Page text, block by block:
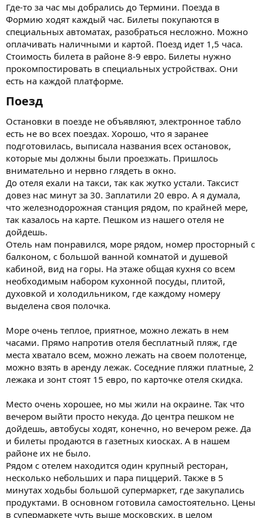
Где-то за час мы добрались до Термини. Поезда в
Формию ходят каждый час. Билеты покупаются в
специальных автоматах, разобраться несложно. Можно
оплачивать наличными и картой. Поезд идет 1,5 часа.
Стоимость билета в районе 8-9 евро. Билеты нужно
прокомпостировать в специальных устройствах. Они
есть на каждой платформе.
Поезд​
Остановки в поезде не объявляют, электронное табло
есть не во всех поездах. Хорошо, что я заранее
подготовилась, выписала названия всех остановок,
которые мы должны были проезжать. Пришлось
внимательно и нервно глядеть в окно.
До отеля ехали на такси, так как жутко устали. Таксист
довез нас минут за 30. Заплатили 20 евро. А я думала,
что железнодорожная станция рядом, по крайней мере,
так казалось на карте. Пешком из нашего отеля не
дойдешь.
Отель нам понравился, море рядом, номер просторный с
балконом, с большой ванной комнатой и душевой
кабиной, вид на горы. На этаже общая кухня со всем
необходимым набором кухонной посуды, плитой,
духовкой и холодильником, где каждому номеру
выделена своя полочка.
Море очень теплое, приятное, можно лежать в нем
часами. Прямо напротив отеля бесплатный пляж, где
места хватало всем, можно лежать на своем полотенце,
можно взять в аренду лежак. Соседние пляжи платные, 2
лежака и зонт стоят 15 евро, по карточке отеля скидка.
Место очень хорошее, но мы жили на окраине. Так что
вечером выйти просто некуда. До центра пешком не
дойдешь, автобусы ходят, конечно, но вечером реже. Да
и билеты продаются в газетных киосках. А в нашем
районе их не было.
Рядом с отелем находится один крупный ресторан,
несколько небольших и пара пиццерий. Также в 5
минутах ходьбы большой супермаркет, где закупались
продуктами. В основном готовила самостоятельно. Цены
в супермаркете чуть выше московских, в целом